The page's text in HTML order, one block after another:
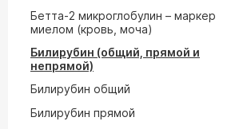
Бетта-2 микроглобулин – маркер
миелом (кровь, моча)
Билирубин (общий, прямой и
непрямой)
Билирубин общий
Билирубин прямой